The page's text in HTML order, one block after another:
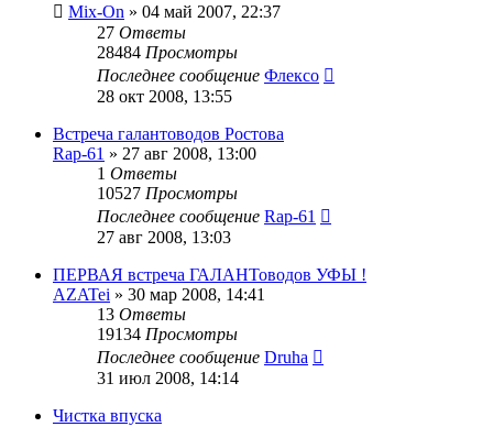
Mix-On » 04 май 2007, 22:37
27 Ответы
28484 Просмотры
Последнее сообщение Флексо
28 окт 2008, 13:55
Встреча галантоводов Ростова
Rap-61 » 27 авг 2008, 13:00
1 Ответы
10527 Просмотры
Последнее сообщение Rap-61
27 авг 2008, 13:03
ПЕРВАЯ встреча ГАЛАНТоводов УФЫ !
AZATei » 30 мар 2008, 14:41
13 Ответы
19134 Просмотры
Последнее сообщение Druha
31 июл 2008, 14:14
Чистка впуска